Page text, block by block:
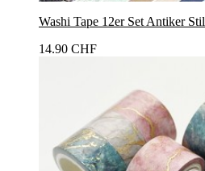
Washi Tape 12er Set Antiker Stil
14.90 CHF